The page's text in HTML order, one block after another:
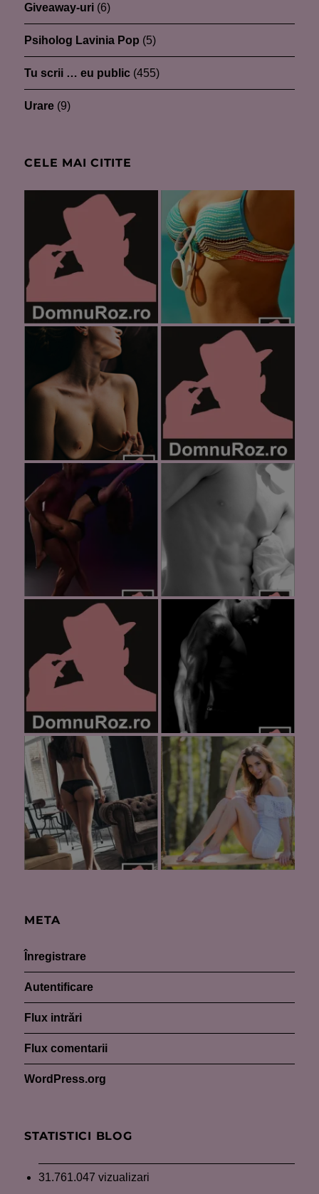
Giveaway-uri (6)
Psiholog Lavinia Pop (5)
Tu scrii … eu public (455)
Urare (9)
CELE MAI CITITE
META
Înregistrare
Autentificare
Flux intrări
Flux comentarii
WordPress.org
STATISTICI BLOG
31.761.047 vizualizari